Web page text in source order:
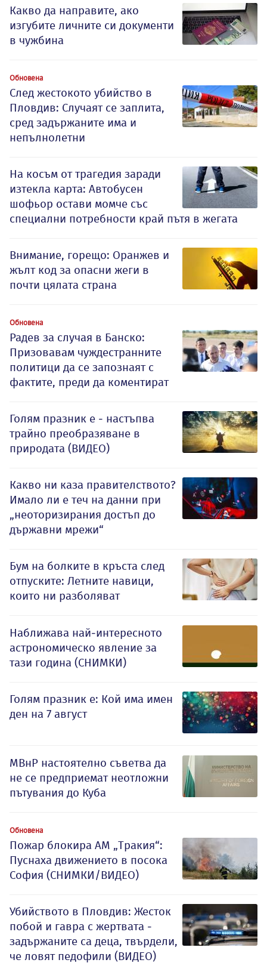
Какво да направите, ако
изгубите личните си документи
в чужбина
Обновена
След жестокото убийство в
Пловдив: Случаят се заплита,
сред задържаните има и
непълнолетни
На косъм от трагедия заради
изтекла карта: Автобусен
шофьор остави момче със
специални потребности край пътя в жегата
Внимание, горещо: Оранжев и
жълт код за опасни жеги в
почти цялата страна
Обновена
Радев за случая в Банско:
Призовавам чуждестранните
политици да се запознаят с
фактите, преди да коментират
Голям празник е - настъпва
трайно преобразяване в
природата (ВИДЕО)
Какво ни каза правителството?
Имало ли е теч на данни при
„неоторизирания достъп до
държавни мрежи“
Бум на болките в кръста след
отпуските: Летните навици,
които ни разболяват
Наближава най-интересното
астрономическо явление за
тази година (СНИМКИ)
Голям празник е: Кой има имен
ден на 7 август
МВнР настоятелно съветва да
не се предприемат неотложни
пътувания до Куба
Обновена
Пожар блокира АМ „Тракия“:
Пуснаха движението в посока
София (СНИМКИ/ВИДЕО)
Убийството в Пловдив: Жесток
побой и гавра с жертвата -
задържаните са деца, твърдели,
че ловят педофили (ВИДЕО)